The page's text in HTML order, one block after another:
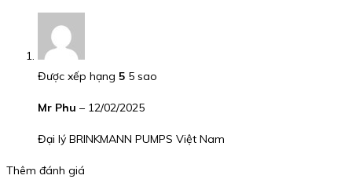
Được xếp hạng 5 5 sao
Mr Phu – 12/02/2025
Đại lý BRINKMANN PUMPS Việt Nam
Thêm đánh giá